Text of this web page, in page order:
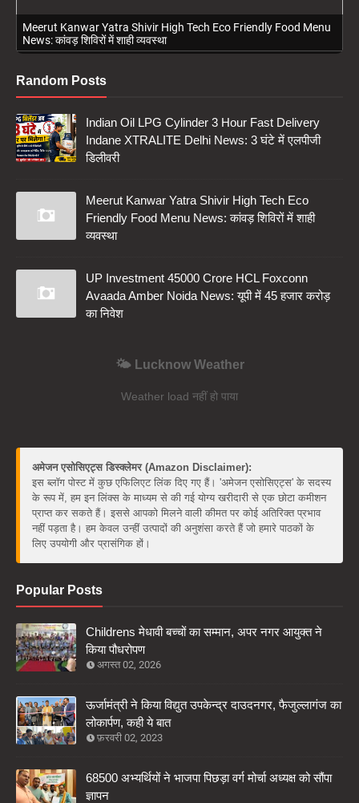
Meerut Kanwar Yatra Shivir High Tech Eco Friendly Food Menu
News: कांवड़ शिविरों में शाही व्यवस्था
Random Posts
Indian Oil LPG Cylinder 3 Hour Fast Delivery
Indane XTRALITE Delhi News: 3 घंटे में एलपीजी
डिलीवरी
Meerut Kanwar Yatra Shivir High Tech Eco
Friendly Food Menu News: कांवड़ शिविरों में शाही
व्यवस्था
UP Investment 45000 Crore HCL Foxconn
Avaada Amber Noida News: यूपी में 45 हजार करोड़
का निवेश
🌤️ Lucknow Weather
Weather load नहीं हो पाया
अमेजन एसोसिएट्स डिस्क्लेमर (Amazon Disclaimer):
इस ब्लॉग पोस्ट में कुछ एफिलिएट लिंक दिए गए हैं। 'अमेजन एसोसिएट्स' के सदस्य
के रूप में, हम इन लिंक्स के माध्यम से की गई योग्य खरीदारी से एक छोटा कमीशन
प्राप्त कर सकते हैं। इससे आपको मिलने वाली कीमत पर कोई अतिरिक्त प्रभाव
नहीं पड़ता है। हम केवल उन्हीं उत्पादों की अनुशंसा करते हैं जो हमारे पाठकों के
लिए उपयोगी और प्रासंगिक हों।
Popular Posts
Childrens मेधावी बच्चों का सम्मान, अपर नगर आयुक्त ने
किया पौधरोपण
अगस्त 02, 2026
ऊर्जामंत्री ने किया विद्युत उपकेन्द्र दाउदनगर, फैजुल्लागंज का
लोकार्पण, कही ये बात
फ़रवरी 02, 2023
68500 अभ्यर्थियों ने भाजपा पिछड़ा वर्ग मोर्चा अध्यक्ष को सौंपा
ज्ञापन